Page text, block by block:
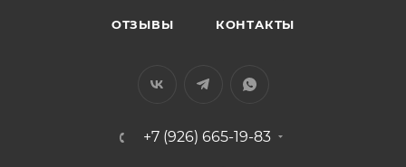
ОТЗЫВЫ КОНТАКТЫ
+7 (926) 665-19-83